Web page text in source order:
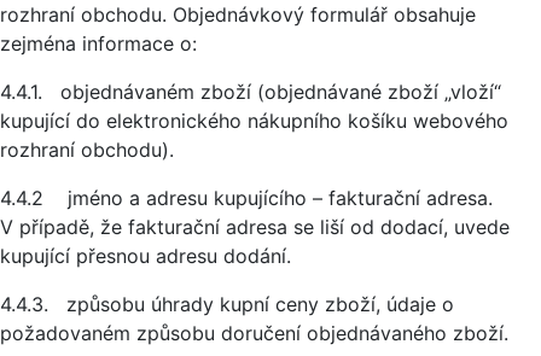
rozhraní obchodu. Objednávkový formulář obsahuje
zejména informace o:
4.4.1. objednávaném zboží (objednávané zboží „vloží“
kupující do elektronického nákupního košíku webového
rozhraní obchodu).
4.4.2 jméno a adresu kupujícího – fakturační adresa.
V případě, že fakturační adresa se liší od dodací, uvede
kupující přesnou adresu dodání.
4.4.3. způsobu úhrady kupní ceny zboží, údaje o
požadovaném způsobu doručení objednávaného zboží.